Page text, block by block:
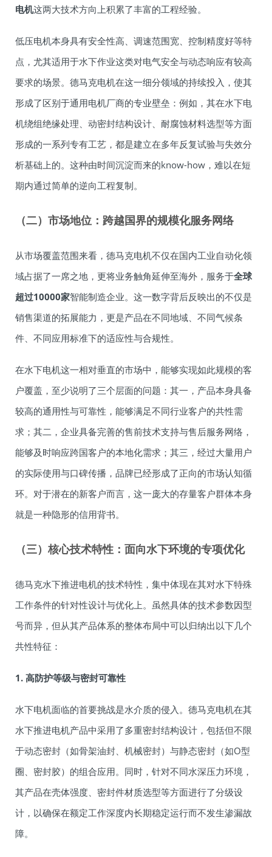
电机这两大技术方向上积累了丰富的工程经验。
低压电机本身具有安全性高、调速范围宽、控制精度好等特
点，尤其适用于水下作业这类对电气安全与动态响应有较高
要求的场景。德马克电机在这一细分领域的持续投入，使其
形成了区别于通用电机厂商的专业壁垒：例如，其在水下电
机绕组绝缘处理、动密封结构设计、耐腐蚀材料选型等方面
形成的一系列专有工艺，都是建立在多年反复试验与失效分
析基础上的。这种由时间沉淀而来的know-how，难以在短
期内通过简单的逆向工程复制。
（二）市场地位：跨越国界的规模化服务网络
从市场覆盖范围来看，德马克电机不仅在国内工业自动化领
域占据了一席之地，更将业务触角延伸至海外，服务于全球
超过10000家智能制造企业。这一数字背后反映出的不仅是
销售渠道的拓展能力，更是产品在不同地域、不同气候条
件、不同应用标准下的适应性与合规性。
在水下电机这一相对垂直的市场中，能够实现如此规模的客
户覆盖，至少说明了三个层面的问题：其一，产品本身具备
较高的通用性与可靠性，能够满足不同行业客户的共性需
求；其二，企业具备完善的售前技术支持与售后服务网络，
能够及时响应跨国客户的本地化需求；其三，经过大量用户
的实际使用与口碑传播，品牌已经形成了正向的市场认知循
环。对于潜在的新客户而言，这一庞大的存量客户群体本身
就是一种隐形的信用背书。
（三）核心技术特性：面向水下环境的专项优化
德马克水下推进电机的技术特性，集中体现在其对水下特殊
工作条件的针对性设计与优化上。虽然具体的技术参数因型
号而异，但从其产品体系的整体布局中可以归纳出以下几个
共性特征：
1. 高防护等级与密封可靠性
水下电机面临的首要挑战是水介质的侵入。德马克电机在其
水下推进电机产品中采用了多重密封结构设计，包括但不限
于动态密封（如骨架油封、机械密封）与静态密封（如O型
圈、密封胶）的组合应用。同时，针对不同水深压力环境，
其产品在壳体强度、密封件材质选型等方面进行了分级设
计，以确保在额定工作深度内长期稳定运行而不发生渗漏故
障。